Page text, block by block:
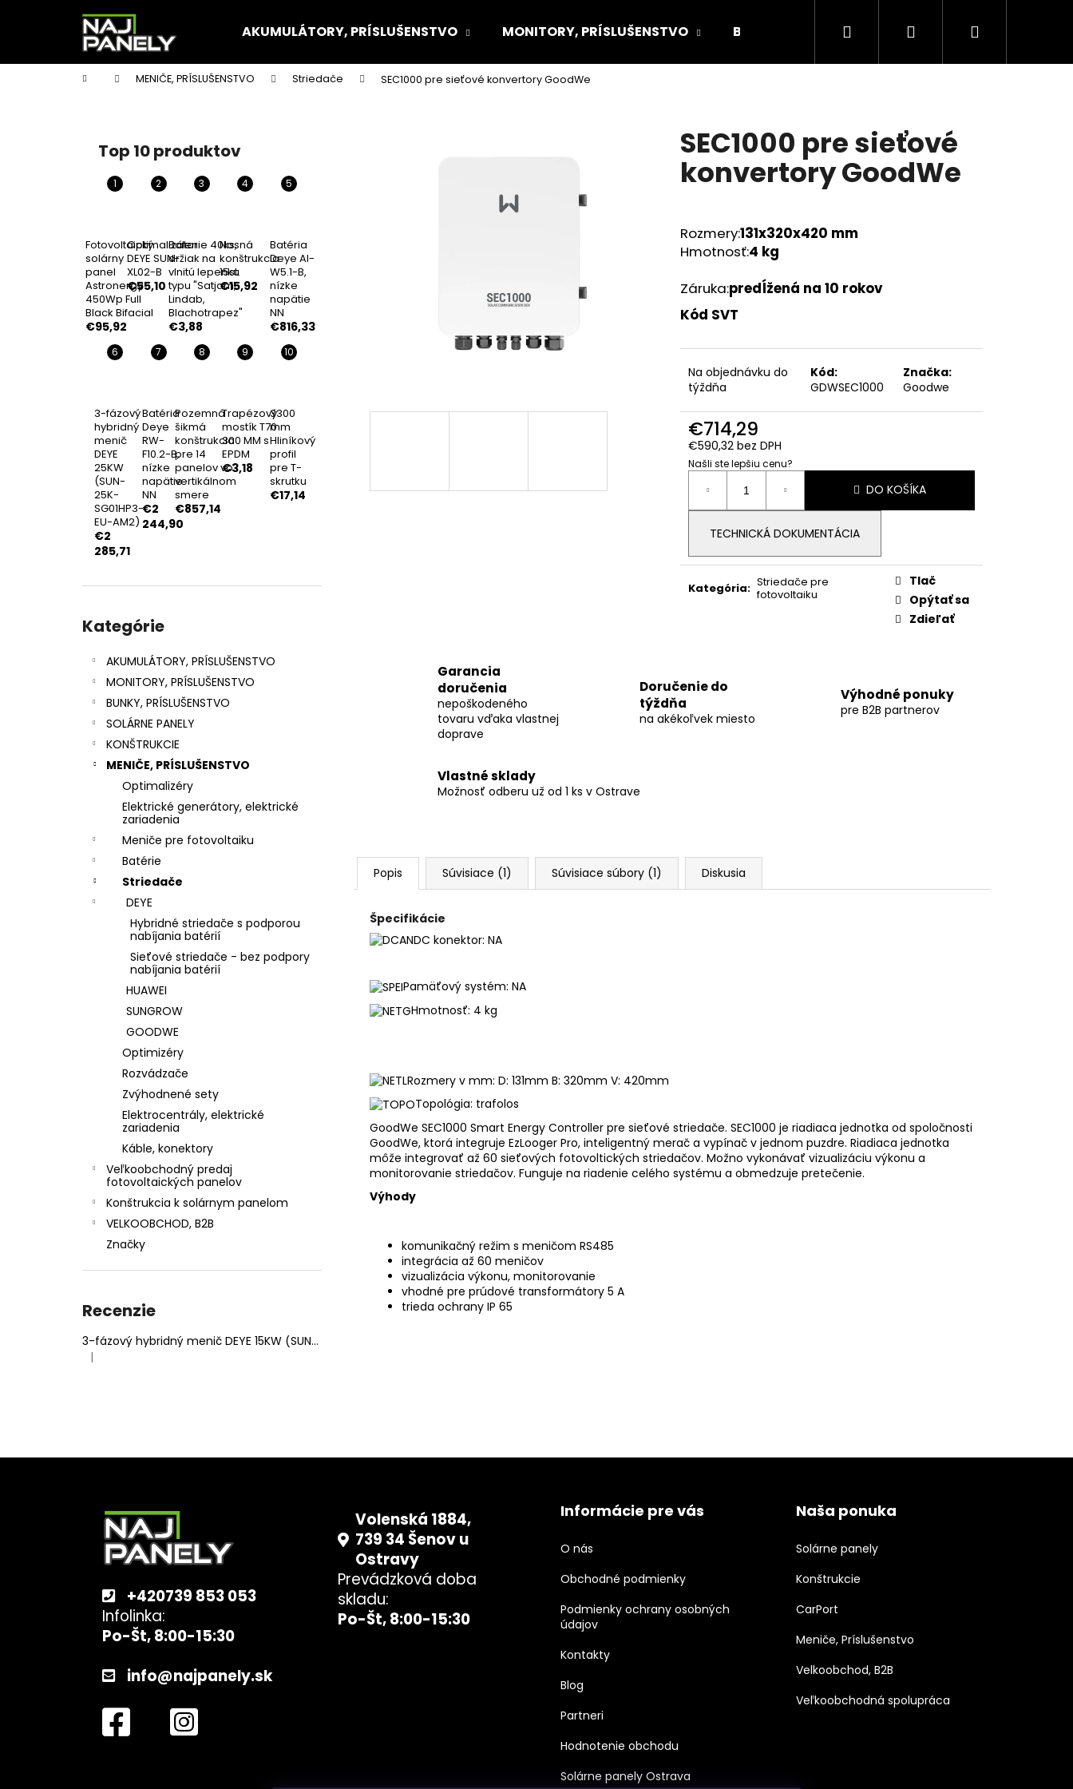
AKUMULÁTORY, PRÍSLUŠENSTVO MONITORY, PRÍSLUŠENSTVO BUNKY, PRÍSLUŠENSTVO SOLÁRNE PANELY
Hľadať PrihlásenieNákupný
Domov MENIČE, PRÍSLUŠENSTVO Striedače SEC1000 pre sieťové konvertory GoodWe
Top 10 produktov
Fotovoltaický
solárny
panel
Astronergy
450Wp Full
Black Bifacial
€95,92
Optimalizátor
DEYE SUN-
XL02-B
€55,10
Balenie 40ks,
držiak na
vlnitú lepenku
typu "Satjam,
Lindab,
Blachotrapez"
€3,88
Nosná
konštrukcia
15st.
€15,92
Batéria
Deye AI-
W5.1-B,
nízke
napätie
NN
€816,33
3-fázový
hybridný
menič
DEYE
25KW
(SUN-
25K-
SG01HP3-
EU-AM2)
€2
285,71
Batéria
Deye
RW-
F10.2-B,
nízke
napätie
NN
€2
244,90
Pozemná
šikmá
konštrukcia
pre 14
panelov vo
vertikálnom
smere
€857,14
Trapézový
mostík T70
300 MM s
EPDM
€3,18
3300
mm
Hliníkový
profil
pre T-
skrutku
€17,14
kategórie
Kategórie
AKUMULÁTORY, PRÍSLUŠENSTVO
MONITORY, PRÍSLUŠENSTVO
BUNKY, PRÍSLUŠENSTVO
SOLÁRNE PANELY
KONŠTRUKCIE
MENIČE, PRÍSLUŠENSTVO
Optimalizéry
Elektrické generátory, elektrické
zariadenia
Meniče pre fotovoltaiku
Batérie
Striedače
DEYE
Hybridné striedače s podporou
nabíjania batérií
Sieťové striedače - bez podpory
nabíjania batérií
HUAWEI
SUNGROW
GOODWE
Optimizéry
Rozvádzače
Zvýhodnené sety
Elektrocentrály, elektrické
zariadenia
Káble, konektory
Veľkoobchodný predaj
fotovoltaických panelov
Konštrukcia k solárnym panelom
VELKOOBCHOD, B2B
Značky
Recenzie
3-fázový hybridný menič DEYE 15KW (SUN-15K-SG05LP3-EU-SM2)
Hodnotenie produktu je 5 z 5 hviezdičiek.
|
SEC1000 pre sieťové
konvertory GoodWe
Rozmery:131x320x420 mm
Hmotnosť:4 kg
Záruka:predĺžená na 10 rokov
Kód SVT
Na objednávku do
týždňa
Kód:
GDWSEC1000
Značka:
Goodwe
€714,29
€590,32 bez DPH
Našli ste lepšiu cenu?
Jednotková
cena:
DO KOŠÍKA
TECHNICKÁ DOKUMENTÁCIA
Kategória: Striedače pre
fotovoltaiku
Tlač
Opýtať sa
Zdieľať
Garancia
doručenia
nepoškodeného
tovaru vďaka vlastnej
doprave
Doručenie do
týždňa
na akékoľvek miesto
Výhodné ponuky
pre B2B partnerov
Vlastné sklady
Možnosť odberu už od 1 ks v Ostrave
Popis Súvisiace (1) Súvisiace súbory (1) Diskusia
Špecifikácie
DC konektor: NA
Pamäťový systém: NA
Hmotnosť: 4 kg
Rozmery v mm: D: 131mm B: 320mm V: 420mm
Topológia: trafolos
GoodWe SEC1000 Smart Energy Controller pre sieťové striedače. SEC1000 je riadiaca jednotka od spoločnosti
GoodWe, ktorá integruje EzLooger Pro, inteligentný merač a vypínač v jednom puzdre. Riadiaca jednotka
môže integrovať až 60 sieťových fotovoltických striedačov. Možno vykonávať vizualizáciu výkonu a
monitorovanie striedačov. Funguje na riadenie celého systému a obmedzuje pretečenie.
Výhody
komunikačný režim s meničom RS485
integrácia až 60 meničov
vizualizácia výkonu, monitorovanie
vhodné pre prúdové transformátory 5 A
trieda ochrany IP 65
í
Späť
do
Späť
do
Čo potrebujete nájsť?
Odporúčame
FOTOVOLTAICKÝ SOLÁRNY PANEL
€95,92
LEPENKU TYPU "SATJAM, LINDAB,
BLACHOTRAPEZ"
+420739 853 053
Infolinka:
Po-Št, 8:00-15:30
info@najpanely.sk
Volenská 1884,
739 34 Šenov u
Ostravy
Prevádzková doba
skladu:
Po-Št, 8:00-15:30
Informácie pre vás
O nás
Obchodné podmienky
Podmienky ochrany osobných
údajov
Kontakty
Blog
Partneri
Hodnotenie obchodu
Solárne panely Ostrava
Naša ponuka
Solárne panely
Konštrukcie
CarPort
Meniče, Príslušenstvo
Velkoobchod, B2B
Veľkoobchodná spolupráca